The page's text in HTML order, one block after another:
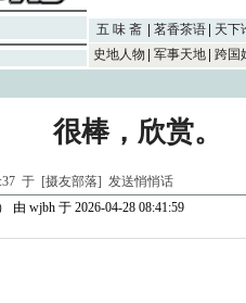
五 味 斋 茗香茶语
天下
史地人物
军事天地 跨国
很棒，欣赏。
于 [摄友部落] 发送悄悄话
由 wjbh 于 2026-04-28 08:41:59